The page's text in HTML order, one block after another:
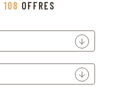
108 OFFRES